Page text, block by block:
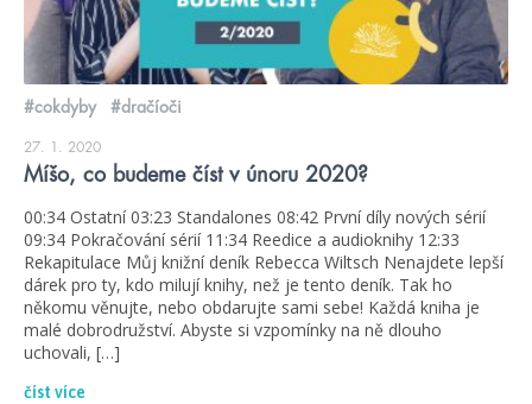
#cokdyby #dračíoči
27. 1. 2020
Míšo, co budeme číst v únoru 2020?
00:34 Ostatní 03:23 Standalones 08:42 První díly nových sérií
09:34 Pokračování sérií 11:34 Reedice a audioknihy 12:33
Rekapitulace Můj knižní deník Rebecca Wiltsch Nenajdete lepší
dárek pro ty, kdo milují knihy, než je tento deník. Tak ho
někomu věnujte, nebo obdarujte sami sebe! Každá kniha je
malé dobrodružství. Abyste si vzpomínky na ně dlouho
uchovali, […]
číst více